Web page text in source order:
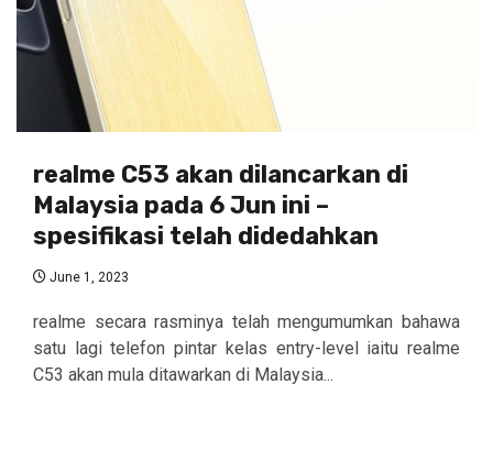
realme C53 akan dilancarkan di
Malaysia pada 6 Jun ini –
spesifikasi telah didedahkan
June 1, 2023
realme secara rasminya telah mengumumkan bahawa
satu lagi telefon pintar kelas entry-level iaitu realme
C53 akan mula ditawarkan di Malaysia...